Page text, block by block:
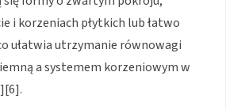
i korzeniach płytkich lub łatwo
ułatwia utrzymanie równowagi
a systemem korzeniowym w